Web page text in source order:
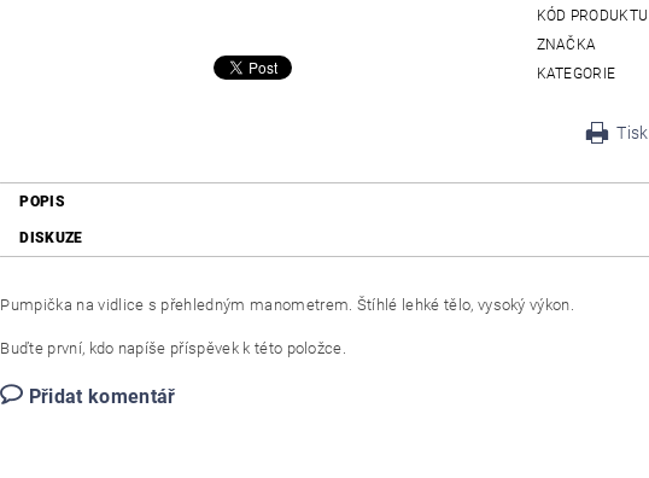
KÓD PRODUKTU
ZNAČKA
KATEGORIE
Tisk
POPIS
DISKUZE
Pumpička na vidlice s přehledným manometrem. Štíhlé lehké tělo, vysoký výkon.
Buďte první, kdo napíše příspěvek k této položce.
Přidat komentář